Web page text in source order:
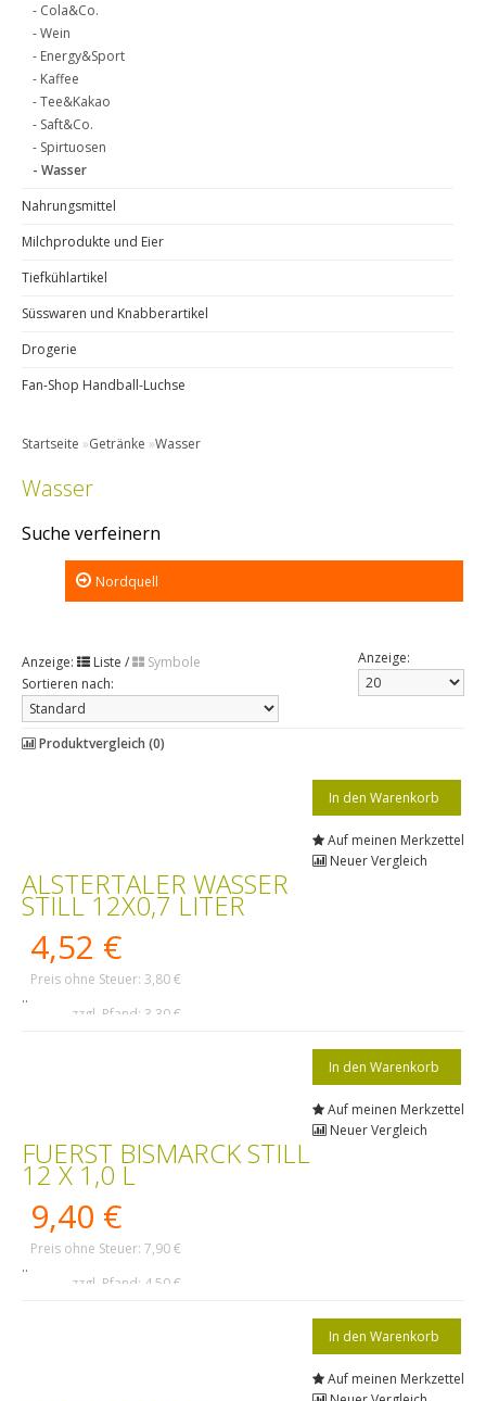
- Cola&Co.
- Wein
- Energy&Sport
- Kaffee
- Tee&Kakao
- Saft&Co.
- Spirtuosen
- Wasser
Nahrungsmittel
Milchprodukte und Eier
Tiefkühlartikel
Süsswaren und Knabberartikel
Drogerie
Fan-Shop Handball-Luchse
Startseite »Getränke »Wasser
Wasser
Suche verfeinern
Nordquell
Anzeige: Liste / Symbole
Anzeige:
Sortieren nach:
Produktvergleich (0)
Auf meinen Merkzettel
Neuer Vergleich
ALSTERTALER WASSER
STILL 12X0,7 LITER
4,52 €
Preis ohne Steuer: 3,80 €
zzgl. Pfand: 3,30 €
..
Auf meinen Merkzettel
Neuer Vergleich
FUERST BISMARCK STILL
12 X 1,0 L
9,40 €
Preis ohne Steuer: 7,90 €
zzgl. Pfand: 4,50 €
..
Auf meinen Merkzettel